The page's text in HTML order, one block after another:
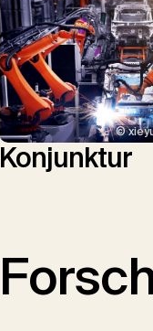
©
Konjunktur